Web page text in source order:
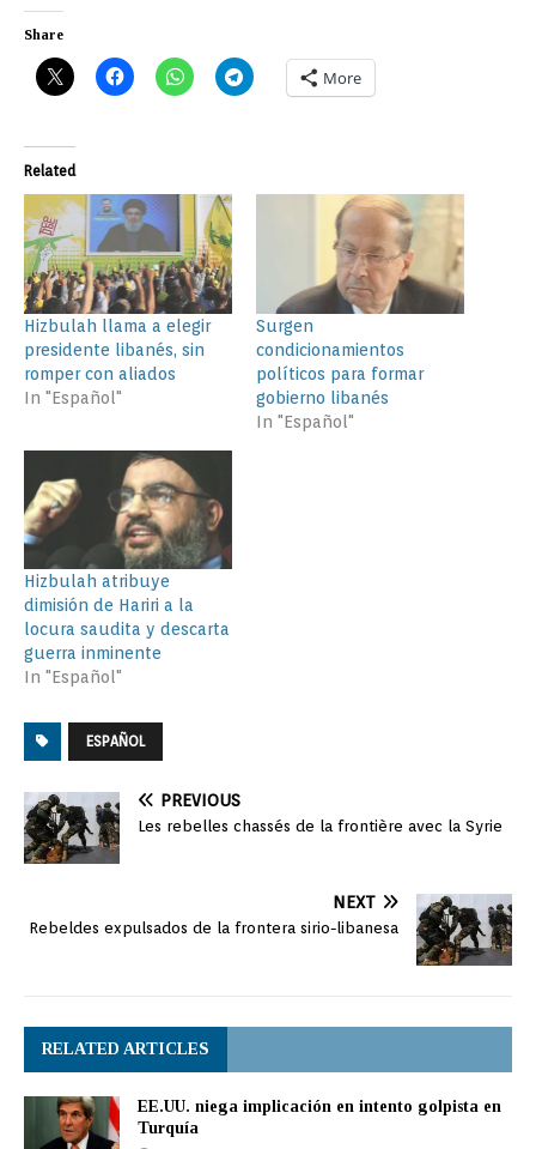
Share
More
Related
Hizbulah llama a elegir
presidente libanés, sin
romper con aliados
In "Español"
Surgen
condicionamientos
políticos para formar
gobierno libanés
In "Español"
Hizbulah atribuye
dimisión de Hariri a la
locura saudita y descarta
guerra inminente
In "Español"
ESPAÑOL
PREVIOUS
Les rebelles chassés de la frontière avec la Syrie
NEXT
Rebeldes expulsados ​​de la frontera sirio-libanesa
RELATED ARTICLES
EE.UU. niega implicación en intento golpista en
Turquía